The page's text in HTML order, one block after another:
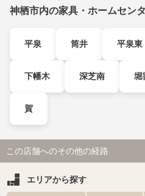
神栖市内の家具・ホームセン
平泉 筒井 平泉東
下幡木 深芝南 堀
賀
この店舗へのその他の経路
エリアから探す